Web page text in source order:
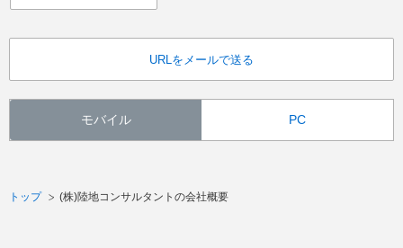
URLをメールで送る
モバイル PC
トップ (株)陸地コンサルタントの会社概要